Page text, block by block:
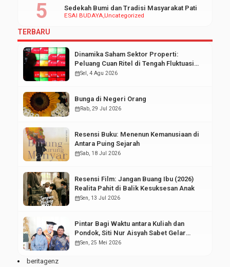
ESAI BUDAYAUncategorized
Sedekah Bumi dan Tradisi Masyarakat Pati
TERBARU
Dinamika Saham Sektor Properti:
Peluang Cuan Ritel di Tengah Fluktuasi
Pasar Modal
calendar_monthSel, 4 Agu 2026
Bunga di Negeri Orang
calendar_monthRab, 29 Jul 2026
Resensi Buku: Menenun Kemanusiaan di
Antara Puing Sejarah
calendar_monthSab, 18 Jul 2026
Resensi Film: Jangan Buang Ibu (2026)
Realita Pahit di Balik Kesuksesan Anak
calendar_monthSen, 13 Jul 2026
Pintar Bagi Waktu antara Kuliah dan
Pondok, Siti Nur Aisyah Sabet Gelar
Wisudawan Terbaik
calendar_monthSen, 25 Mei 2026
beritagenz